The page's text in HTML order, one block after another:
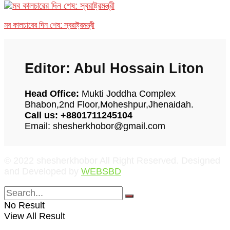
মব কালচারের দিন শেষ: স্বরাষ্ট্রমন্ত্রী
Editor: Abul Hossain Liton
Head Office: Mukti Joddha Complex
Bhabon,2nd Floor,Moheshpur,Jhenaidah.
Call us: +8801711245104
Email: shesherkhobor@gmail.com
WEBSBD
No Result
View All Result